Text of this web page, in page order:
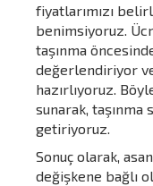
fiyatlarımızı
benimsiyoruz.
taşınma
değerlendiriyor
hazırlıyoruz.
sunarak, taşınma
getiriyoruz.
Sonuç olarak,
değişkene bağlı